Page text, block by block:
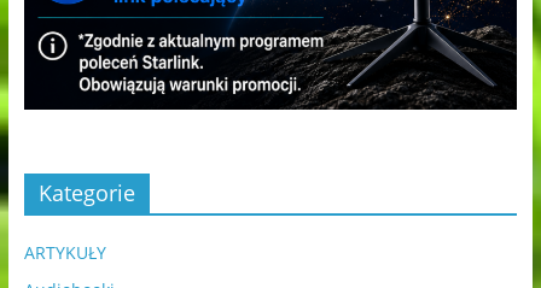
Kategorie
ARTYKUŁY